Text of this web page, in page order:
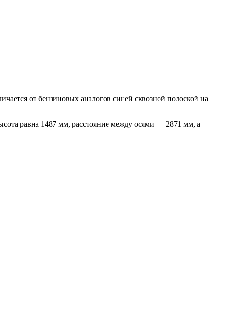
от бензиновых аналогов синей сквозной полоской на
равна 1487 мм, расстояние между осями — 2871 мм, а